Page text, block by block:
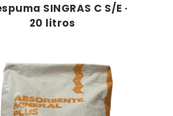
SINGRAS C S/E ·
20 litros